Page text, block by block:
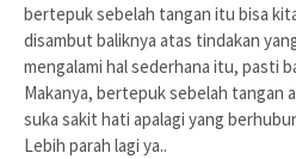
bertepuk sebelah tangan itu bisa
disambut baliknya atas tindakan
mengalami hal sederhana itu, pasti
Makanya, bertepuk sebelah tangan
suka sakit hati apalagi yang
Lebih parah lagi ya..